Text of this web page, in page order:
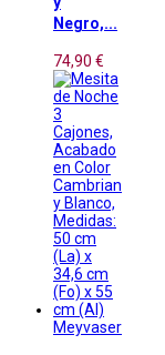
Negro,...
74,90 €
Meyvaser